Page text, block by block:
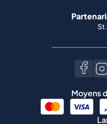
Moyens